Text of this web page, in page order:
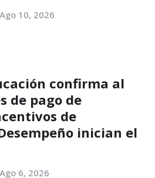
Ago 10, 2026
confirma al
de pago de
de
inician el
Ago 6, 2026